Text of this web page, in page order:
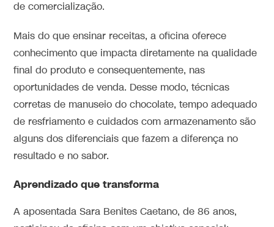
de comercialização.
Mais do que ensinar receitas, a oficina oferece
conhecimento que impacta diretamente na qualidade
final do produto e consequentemente, nas
oportunidades de venda. Desse modo, técnicas
corretas de manuseio do chocolate, tempo adequado
de resfriamento e cuidados com armazenamento são
alguns dos diferenciais que fazem a diferença no
resultado e no sabor.
Aprendizado que transforma
A aposentada Sara Benites Caetano, de 86 anos,